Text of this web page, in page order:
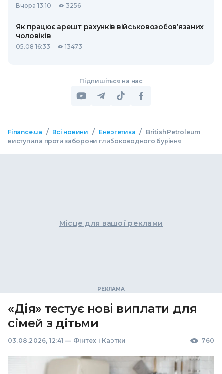
Вчора 13:10 3256
Як працює арешт рахунків військовозобов’язаних
чоловіків
05.08 16:33 13473
Підпишіться на нас
Finance.ua / Всі новини / Енергетика / British Petroleum
виступила проти заборони глибоководного буріння
Місце для вашої реклами
«Дія» тестує нові виплати для
сімей з дітьми
03.08.2026, 12:41 — Фінтех і Картки 760